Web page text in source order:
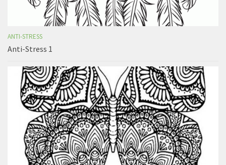
ANTI-STRESS
Anti-Stress 1